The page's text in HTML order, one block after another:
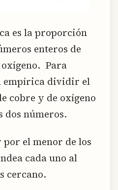
es la proporción
enteros de
Para
empírica dividir el
cobre y de oxígeno
dos números.
el menor de los
cada uno al
cercano.